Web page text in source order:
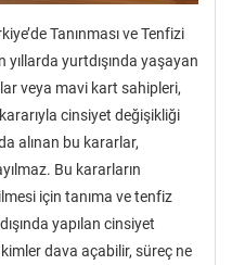
Tanınması ve Tenfizi
yıllarda yurtdışında yaşayan
veya mavi kart sahipleri,
cinsiyet değişikliği
alınan bu kararlar,
Bu kararların
için tanıma ve tenfiz
yapılan cinsiyet
kimler dava açabilir, süreç ne